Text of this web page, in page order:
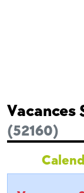
Vacances
(52160)